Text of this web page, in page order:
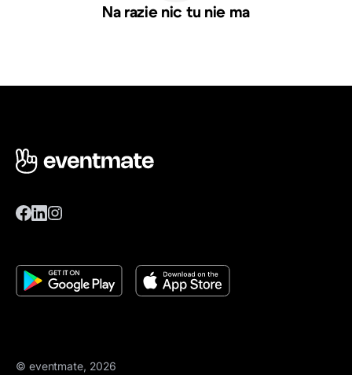
Na razie nic tu nie ma
© eventmate, 2026